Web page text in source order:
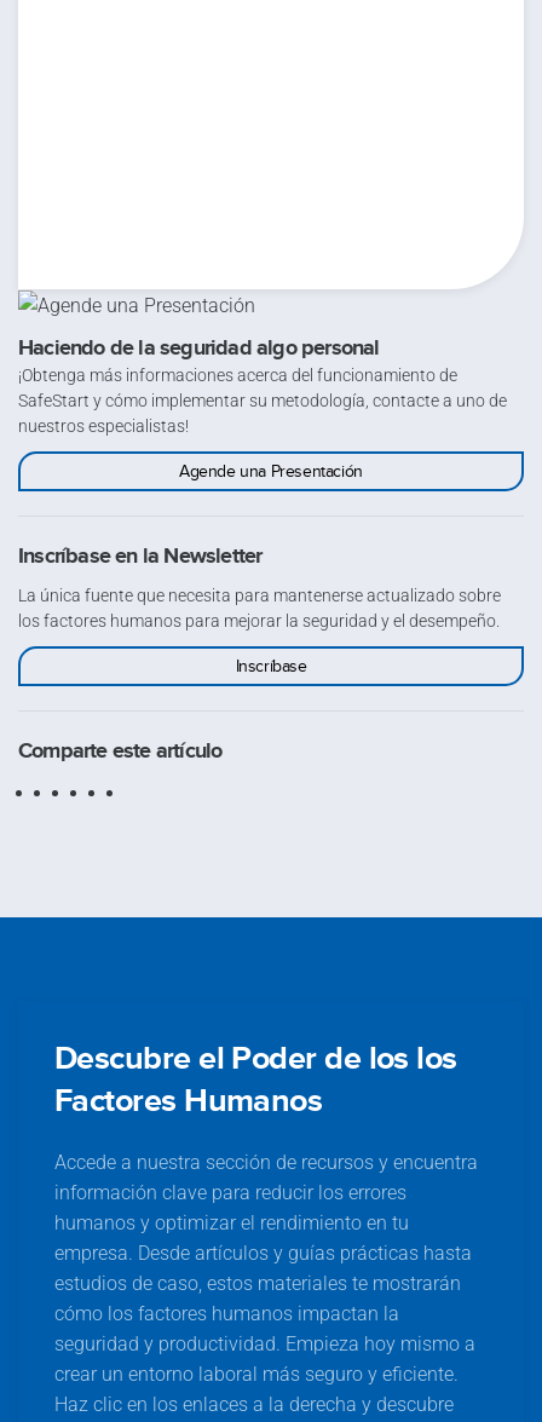
Haciendo de la seguridad algo personal
¡Obtenga más informaciones acerca del funcionamiento de
SafeStart y cómo implementar su metodología, contacte a uno de
nuestros especialistas!
Agende una Presentación
Inscríbase en la Newsletter
La única fuente que necesita para mantenerse actualizado sobre
los factores humanos para mejorar la seguridad y el desempeño.
Inscríbase
Comparte este artículo
Descubre el Poder de los los
Factores Humanos
Accede a nuestra sección de recursos y encuentra
información clave para reducir los errores
humanos y optimizar el rendimiento en tu
empresa. Desde artículos y guías prácticas hasta
estudios de caso, estos materiales te mostrarán
cómo los factores humanos impactan la
seguridad y productividad. Empieza hoy mismo a
crear un entorno laboral más seguro y eficiente.
Haz clic en los enlaces a la derecha y descubre